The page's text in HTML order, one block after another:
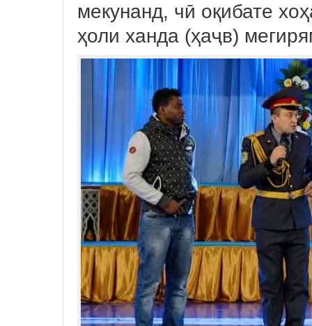
мекунанд, чӣ оқибате
ҳоли ханда (ҳаҷв)